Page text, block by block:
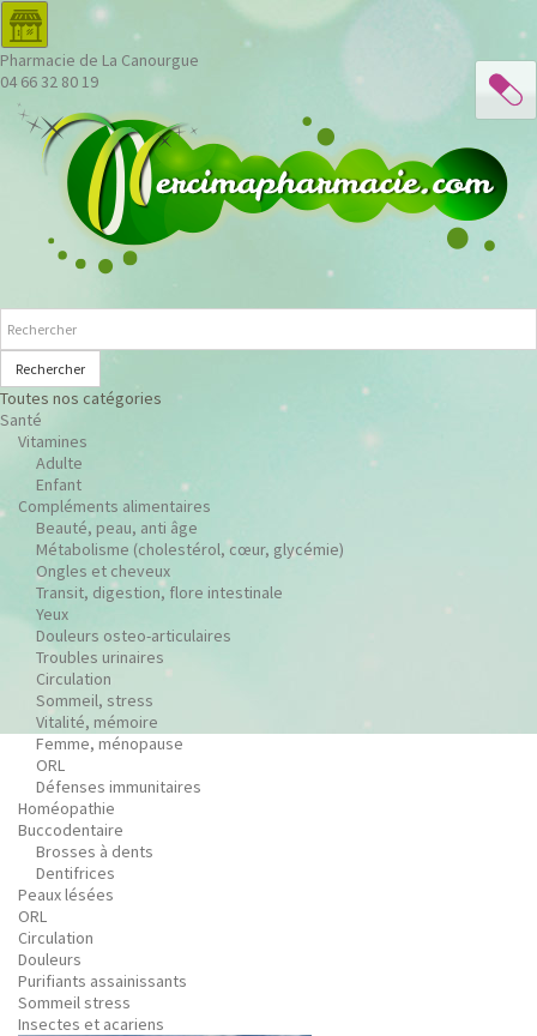
Pharmacie de La Canourgue
04 66 32 80 19
Rechercher
Toutes nos catégories
Santé
Vitamines
Adulte
Enfant
Compléments alimentaires
Beauté, peau, anti âge
Métabolisme (cholestérol, cœur, glycémie)
Ongles et cheveux
Transit, digestion, flore intestinale
Yeux
Douleurs osteo-articulaires
Troubles urinaires
Circulation
Sommeil, stress
Vitalité, mémoire
Femme, ménopause
ORL
Défenses immunitaires
Homéopathie
Buccodentaire
Brosses à dents
Dentifrices
Peaux lésées
ORL
Circulation
Douleurs
Purifiants assainissants
Sommeil stress
Insectes et acariens